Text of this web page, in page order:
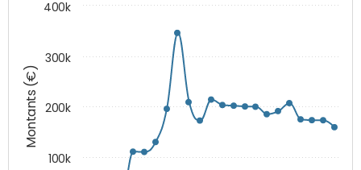
Montants (€)
100k
200k
300k
400k